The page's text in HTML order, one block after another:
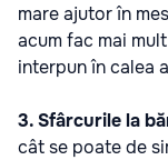
mare ajutor în
acum fac mai
interpun în calea
3. Sfârcurile la
cât se poate de